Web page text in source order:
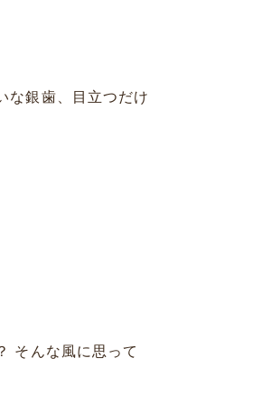
な銀歯、目立つだけ
そんな風に思って